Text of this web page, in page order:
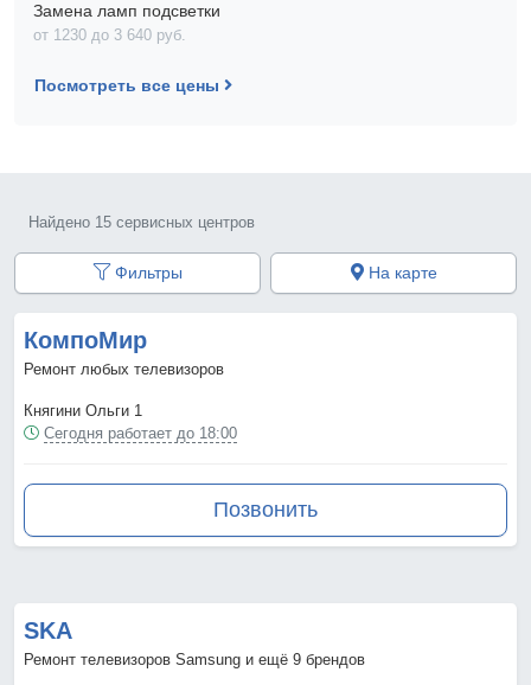
Замена ламп подсветки
от 1230 до 3 640 pyб.
Посмотреть все цены
Найдено 15 сервисных центров
Фильтры На карте
КомпоМир
Ремонт любых телевизоров
Княгини Ольги 1
Сегодня работает до 18:00
Позвонить
SKA
Ремонт телевизоров Samsung и ещё 9 брендов